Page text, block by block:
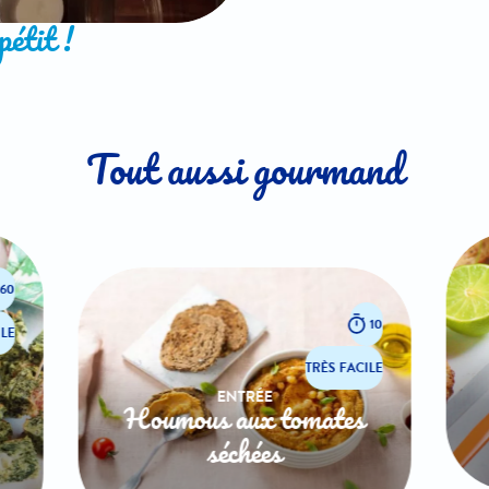
!
Tout aussi gourmand
60
10
TRÈS FACILE
ENTRÉE
Houmous aux tomates
séchées